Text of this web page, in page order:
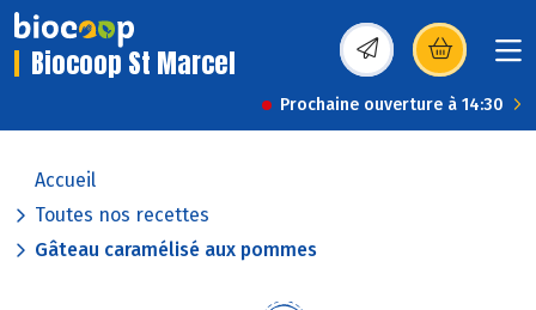
Biocoop St Marcel (s’ouvre dans une
Prochaine ouverture à 14:30
Accueil
Toutes nos recettes
Gâteau caramélisé aux pommes